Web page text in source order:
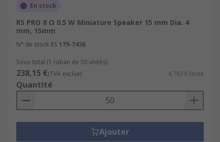
En stock
RS PRO 8 Ω 0.5 W Miniature Speaker 15 mm Dia. 4
mm, 15mm
N° de stock RS 179-7436
Sous-total (1 ruban de 50 unités)
238,15 €(TVA exclue) 4,763 €/unité
Quantité
Ajouter